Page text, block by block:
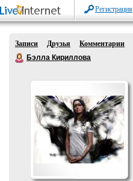
Регистрация
Записи Друзья
Комментарии
Бэлла Кириллова